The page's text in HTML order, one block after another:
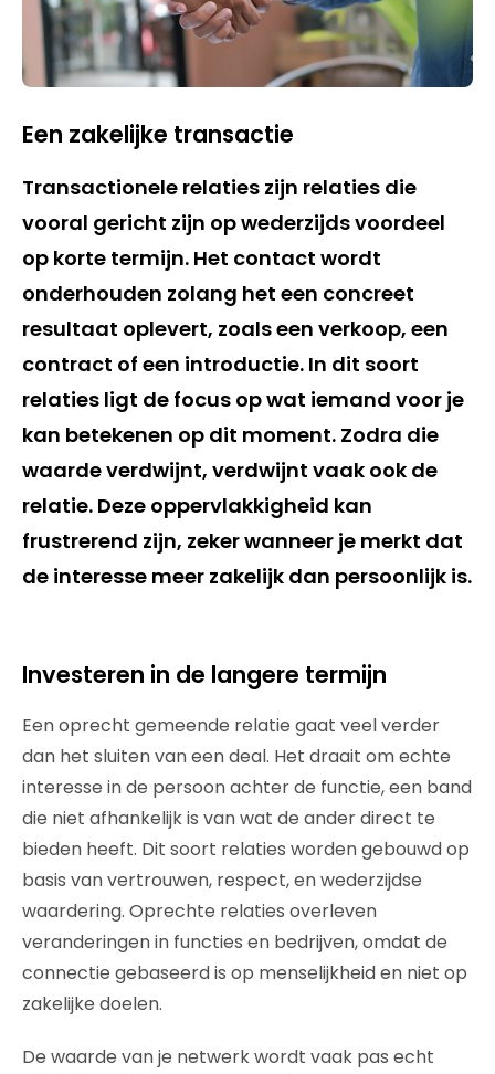
Een zakelijke transactie
Transactionele relaties zijn relaties die
vooral gericht zijn op wederzijds voordeel
op korte termijn. Het contact wordt
onderhouden zolang het een concreet
resultaat oplevert, zoals een verkoop, een
contract of een introductie. In dit soort
relaties ligt de focus op wat iemand voor je
kan betekenen op dit moment. Zodra die
waarde verdwijnt, verdwijnt vaak ook de
relatie. Deze oppervlakkigheid kan
frustrerend zijn, zeker wanneer je merkt dat
de interesse meer zakelijk dan persoonlijk is.
Investeren in de langere termijn
Een oprecht gemeende relatie gaat veel verder
dan het sluiten van een deal. Het draait om echte
interesse in de persoon achter de functie, een band
die niet afhankelijk is van wat de ander direct te
bieden heeft. Dit soort relaties worden gebouwd op
basis van vertrouwen, respect, en wederzijdse
waardering. Oprechte relaties overleven
veranderingen in functies en bedrijven, omdat de
connectie gebaseerd is op menselijkheid en niet op
zakelijke doelen.
De waarde van je netwerk wordt vaak pas echt